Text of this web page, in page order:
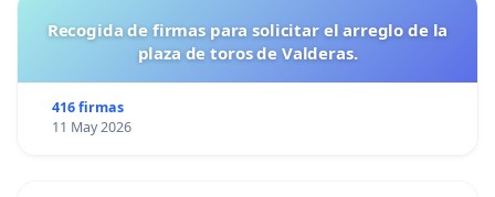
Recogida de firmas para solicitar el arreglo de la
plaza de toros de Valderas.
416 firmas
11 May 2026